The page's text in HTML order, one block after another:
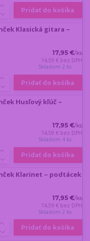
Pridať do košíka
Klasická gitara –
17,95 €/ks
14,59 € bez DPH
Skladom 2 ks
Pridať do košíka
Husľový kľúč –
17,95 €/ks
14,59 € bez DPH
Skladom 4 ks
Pridať do košíka
Klarinet – podtácek
17,95 €/ks
14,59 € bez DPH
Skladom 2 ks
Pridať do košíka